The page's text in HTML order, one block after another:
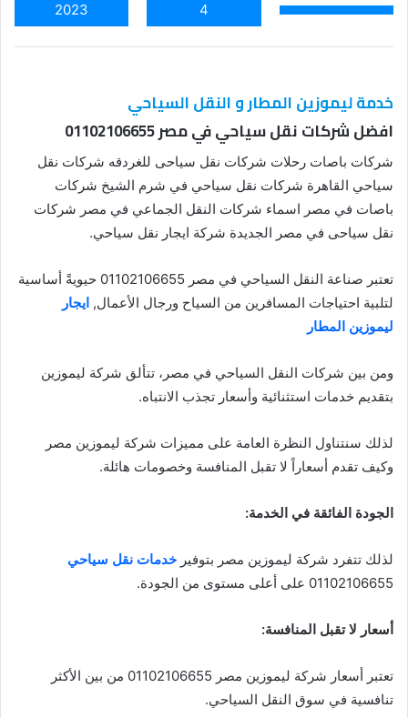
4
2023
خدمة ليموزين المطار و النقل السياحي
افضل شركات نقل سياحي في مصر 01102106655
شركات باصات رحلات شركات نقل سياحى للغردقه شركات نقل
سياحي القاهرة شركات نقل سياحي في شرم الشيخ شركات
باصات في مصر اسماء شركات النقل الجماعي في مصر شركات
نقل سياحى في مصر الجديدة شركة ايجار نقل سياحي.
تعتبر صناعة النقل السياحي في مصر 01102106655 حيويةً أساسية
لتلبية احتياجات المسافرين من السياح ورجال الأعمال, ايجار
ليموزين المطار
ومن بين شركات النقل السياحي في مصر، تتألق شركة ليموزين
بتقديم خدمات استثنائية وأسعار تجذب الانتباه.
لذلك سنتناول النظرة العامة على مميزات شركة ليموزين مصر
وكيف تقدم أسعاراً لا تقبل المنافسة وخصومات هائلة.
الجودة الفائقة في الخدمة:
لذلك تتفرد شركة ليموزين مصر بتوفير خدمات نقل سياحي
01102106655 على أعلى مستوى من الجودة.
أسعار لا تقبل المنافسة:
تعتبر أسعار شركة ليموزين مصر 01102106655 من بين الأكثر
تنافسية في سوق النقل السياحي.